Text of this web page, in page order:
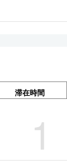
滞在時間
1